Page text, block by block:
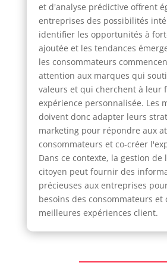
et d'analyse prédictive offrent
entreprises des possibilités
identifier les opportunités à
ajoutée et les tendances
les consommateurs
attention aux marques qui
valeurs et qui cherchent à leur
expérience personnalisée. Les
doivent donc adapter leurs
marketing pour répondre aux
consommateurs et co-créer
Dans ce contexte, la gestion de
citoyen peut fournir des
précieuses aux entreprises
besoins des consommateurs et
meilleures expériences client.